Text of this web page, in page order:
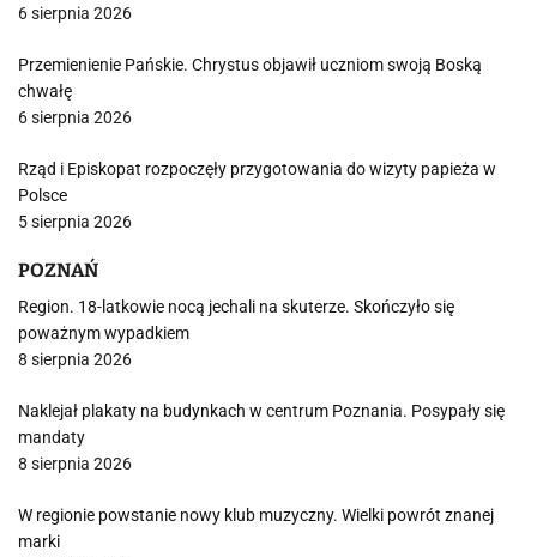
6 sierpnia 2026
Przemienienie Pańskie. Chrystus objawił uczniom swoją Boską
chwałę
6 sierpnia 2026
Rząd i Episkopat rozpoczęły przygotowania do wizyty papieża w
Polsce
5 sierpnia 2026
POZNAŃ
Region. 18-latkowie nocą jechali na skuterze. Skończyło się
poważnym wypadkiem
8 sierpnia 2026
Naklejał plakaty na budynkach w centrum Poznania. Posypały się
mandaty
8 sierpnia 2026
W regionie powstanie nowy klub muzyczny. Wielki powrót znanej
marki